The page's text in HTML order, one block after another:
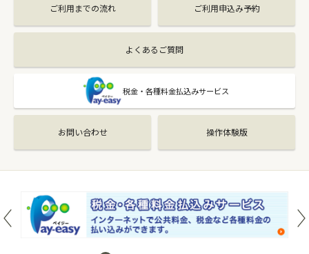
ご利用までの流れ ご利用申込み予約
よくあるご質問
税金・各種料金払込みサービス
お問い合わせ 操作体験版